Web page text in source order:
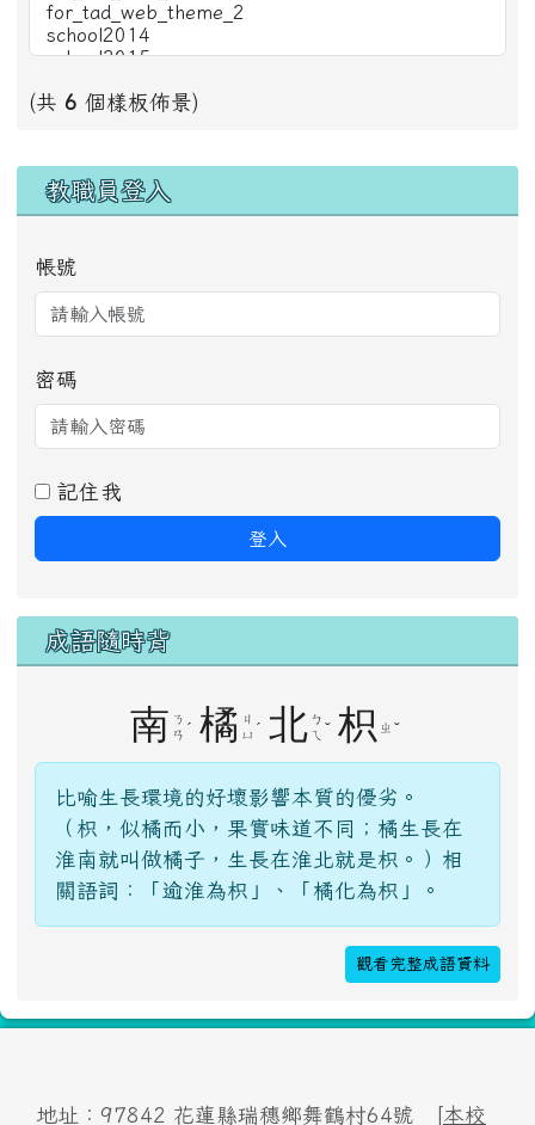
(共6個樣板佈景)
教職員登入
帳號
密碼
成語隨時背
南ㄢ ˊ 橘ㄩˊ 北 ㄟˇ 枳 ㄓˇ
比喻生長環境的好壞影響本質的優劣。
（枳，似橘而小，果實味道不同；橘生長在
淮南就叫做橘子，生長在淮北就是枳。）相
關語詞：「逾淮為枳」、「橘化為枳」。
觀看完整成語資料